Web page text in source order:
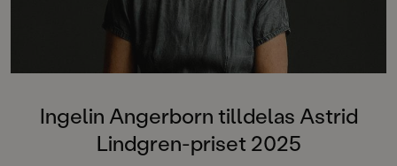
Ingelin Angerborn tilldelas Astrid
Lindgren-priset 2025